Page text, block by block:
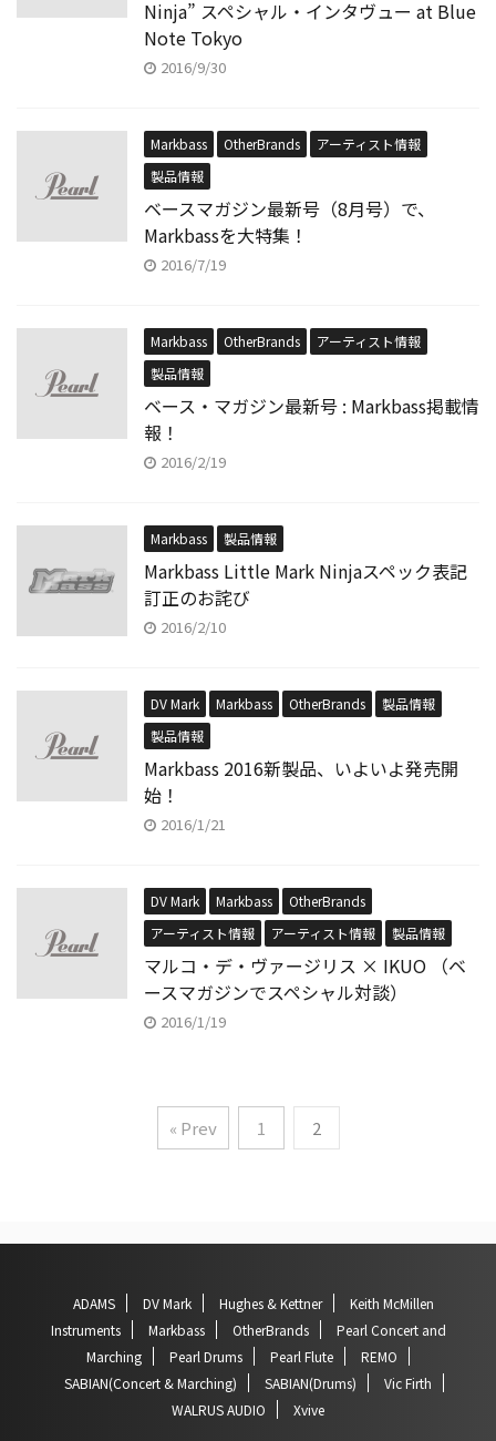
Ninja” スペシャル・インタヴュー at Blue
Note Tokyo
2016/9/30
Markbass OtherBrands
アーティスト情報
製品情報
ベースマガジン最新号（8月号）で、
Markbassを大特集！
2016/7/19
Markbass OtherBrands
アーティスト情報
製品情報
ベース・マガジン最新号 : Markbass掲載情
報！
2016/2/19
Markbass 製品情報
Markbass Little Mark Ninjaスペック表記
訂正のお詫び
2016/2/10
DV Mark Markbass OtherBrands
製品情報
製品情報
Markbass 2016新製品、いよいよ発売開
始！
2016/1/21
DV Mark Markbass
OtherBrands
アーティスト情報
アーティスト情報 製品情報
マルコ・デ・ヴァージリス × IKUO （ベ
ースマガジンでスペシャル対談）
2016/1/19
« Prev 1 2
ADAMS DV Mark Hughes & Kettner
Keith McMillen
Instruments
Markbass OtherBrands
Pearl Concert and
Marching
Pearl Drums Pearl Flute
REMO
SABIAN(Concert & Marching)
SABIAN(Drums)
Vic Firth
WALRUS AUDIO
Xvive